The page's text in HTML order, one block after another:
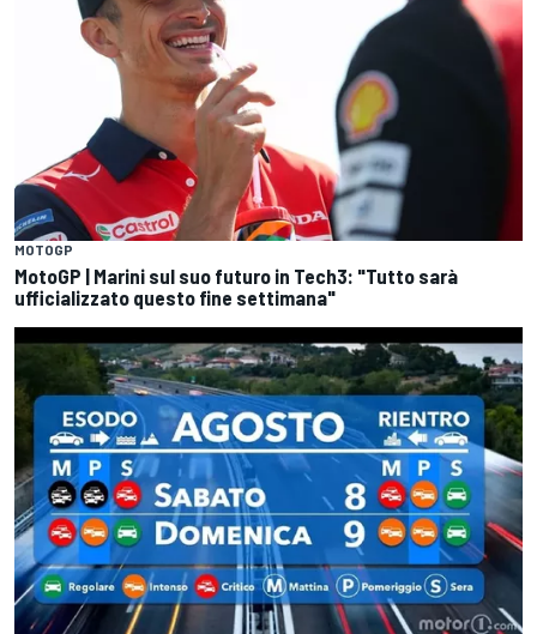
MOTOGP
MotoGP | Marini sul suo futuro in Tech3: "Tutto sarà
ufficializzato questo fine settimana"